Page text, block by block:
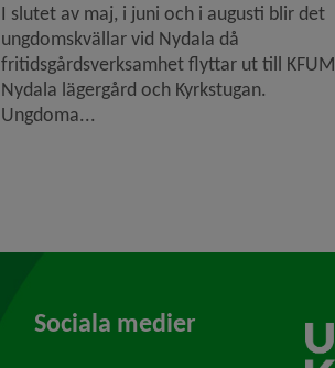
I slutet av maj, i juni och i augusti blir det
ungdomskvällar vid Nydala då
fritidsgårdsverksamhet flyttar ut till KFUM
Nydala lägergård och Kyrkstugan.
Ungdoma...
Sociala medier